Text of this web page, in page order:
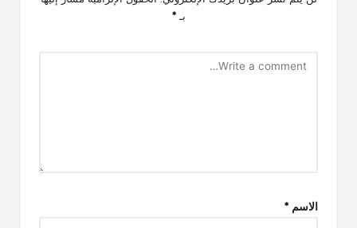
بـ*
الاسم *